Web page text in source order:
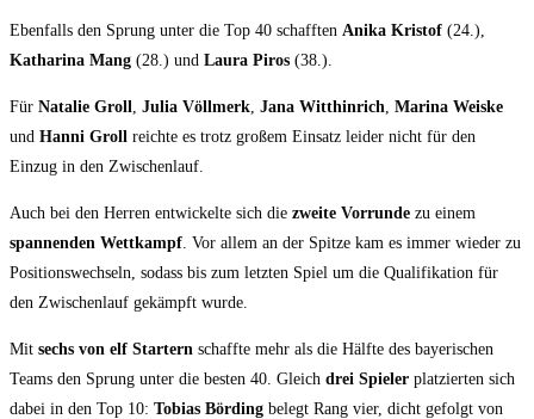
Ebenfalls den Sprung unter die Top 40 schafften Anika Kristof (24.),
Katharina Mang (28.) und Laura Piros (38.).
Für Natalie Groll Julia Völlmerk Jana Witthinrich Marina Weiske
und Hanni Groll reichte es trotz großem Einsatz leider nicht für den
Einzug in den Zwischenlauf.
Auch bei den Herren entwickelte sich die zweite Vorrunde zu einem
spannenden Wettkampf . Vor allem an der Spitze kam es immer wieder zu
Positionswechseln, sodass bis zum letzten Spiel um die Qualifikation für
den Zwischenlauf gekämpft wurde.
Mit sechs von elf Startern schaffte mehr als die Hälfte des bayerischen
Teams den Sprung unter die besten 40. Gleich drei Spieler platzierten sich
dabei in den Top 10: Tobias Börding belegt Rang vier, dicht gefolgt von